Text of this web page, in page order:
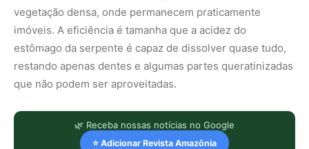
vegetação densa, onde permanecem praticamente
imóveis. A eficiência é tamanha que a acidez do
estômago da serpente é capaz de dissolver quase tudo,
restando apenas dentes e algumas partes queratinizadas
que não podem ser aproveitadas.
🌿 Receba nossas notícias no Google
⭐ Adicionar Revista Amazônia